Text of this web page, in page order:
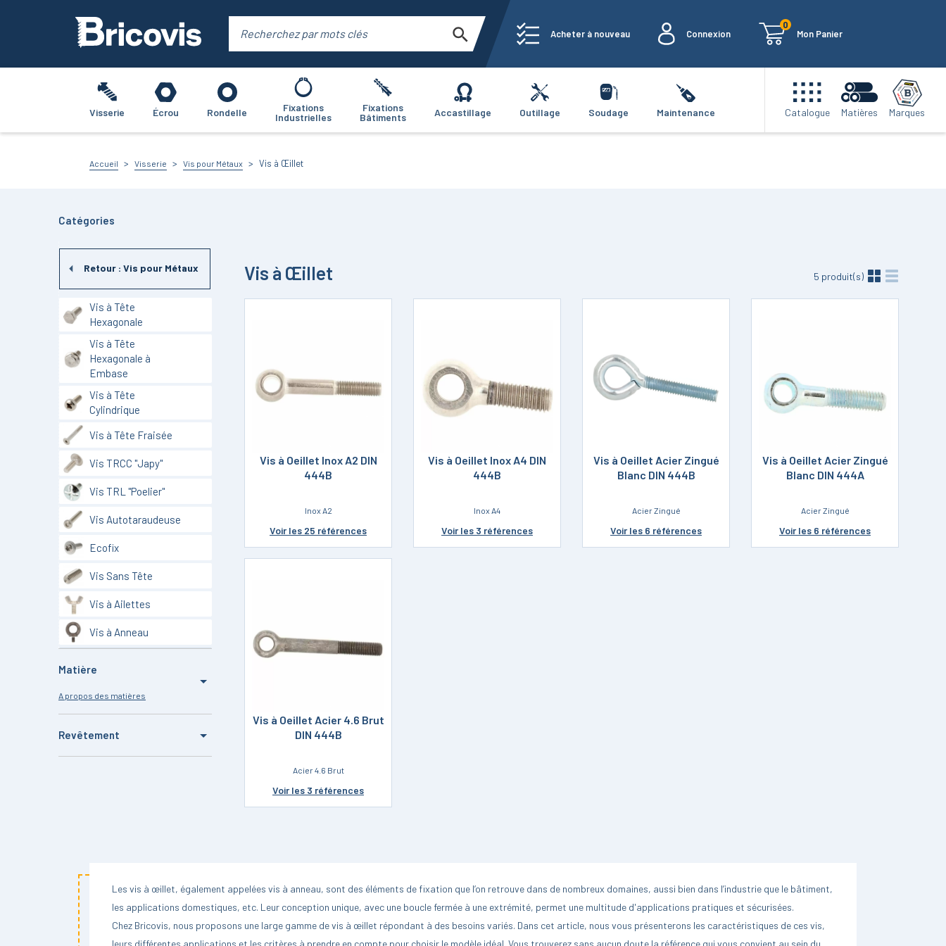
Acheter à nouveau Connexion
0
Mon Panier
Visserie Écrou Rondelle
Fixations
Industrielles
Fixations
Bâtiments
Accastillage Outillage Soudage Maintenance Catalogue Matières Marques
Accueil Visserie Vis pour Métaux Vis à Œillet
Catégories
Retour : Vis pour Métaux
Vis à Tête
Hexagonale
Vis à Tête
Hexagonale à
Embase
Vis à Tête
Cylindrique
Vis à Tête Fraisée
Vis TRCC "Japy"
Vis TRL "Poelier"
Vis Autotaraudeuse
Ecofix
Vis Sans Tête
Vis à Ailettes
Vis à Anneau
Coffret et Sachet
Matière
A propos des matières
Inox A2
Revêtement
Vis à Œillet 5 produit(s)
Vis à Oeillet Inox A2 DIN
444B
Inox A2
Voirles 25 références
Vis à Oeillet Inox A4 DIN
444B
Inox A4
Voirles 3 références
Vis à Oeillet Acier Zingué
Blanc DIN 444B
Acier Zingué
Voirles 6 références
Vis à Oeillet Acier Zingué
Blanc DIN 444A
Acier Zingué
Voirles 6 références
Vis à Oeillet Acier 4.6 Brut
DIN 444B
Acier 4.6 Brut
Voirles 3 références
Les vis à œillet, également appelées vis à anneau, sont des éléments de fixation que l’on retrouve dans de nombreux domaines, aussi bien dans l’industrie que le bâtiment,
les applications domestiques, etc. Leur conception unique, avec une boucle fermée à une extrémité, permet une multitude d'applications pratiques et sécurisées.
Chez Bricovis, nous proposons une large gamme de vis à œillet répondant à des besoins variés. Dans cet article, nous vous présenterons les caractéristiques de ces vis,
leurs différentes applications et les critères à prendre en compte pour choisir le modèle idéal. Vous trouverez sans aucun doute la référence qui vous convient au sein du